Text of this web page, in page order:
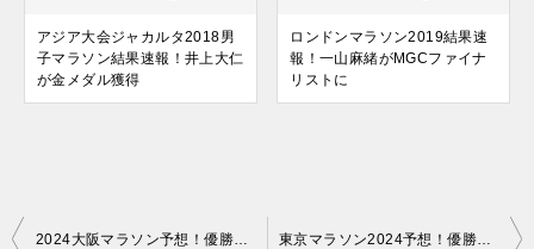
アジア大会ジャカルタ2018男
子マラソン結果速報！井上大仁
が金メダル獲得
ロンドンマラソン2019結果速
報！一山麻緒がMGCファイナ
リストに
投